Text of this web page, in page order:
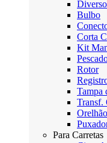
Bulbo
Corta
Kit
Rotor
Tampa
Transf.
Orelhão
Para Carretas